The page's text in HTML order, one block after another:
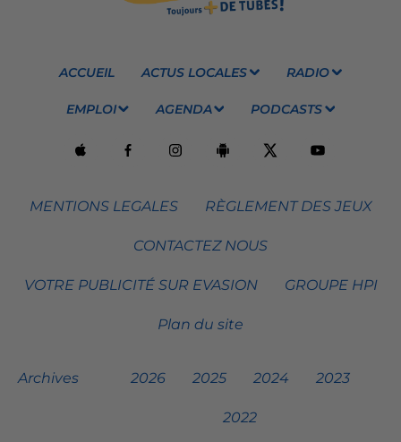
ACCUEIL ACTUS LOCALES RADIO
EMPLOI AGENDA PODCASTS
MENTIONS LEGALES RÈGLEMENT DES JEUX
CONTACTEZ NOUS
VOTRE PUBLICITÉ SUR EVASION GROUPE HPI
Plan du site
Archives 2026 2025 2024 2023
2022